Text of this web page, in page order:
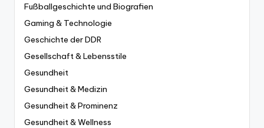
Fußballgeschichte und Biografien
Gaming & Technologie
Geschichte der DDR
Gesellschaft & Lebensstile
Gesundheit
Gesundheit & Medizin
Gesundheit & Prominenz
Gesundheit & Wellness